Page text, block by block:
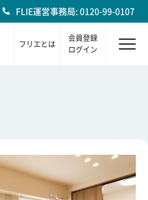
FLIE運営事務局: 0120-99-0107
フリエとは
会員登録
ログイン